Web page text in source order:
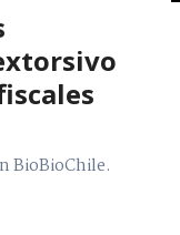
BioBioChile.